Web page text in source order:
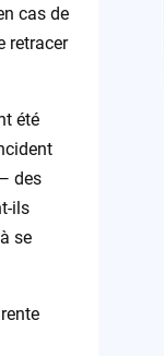
cas de
retracer
été
des
ils
se